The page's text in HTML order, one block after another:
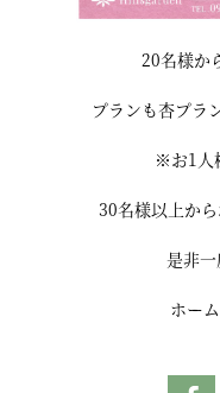
20名様か
プランも杏プラ
※お1人
30名様以上か
是非一
ホー